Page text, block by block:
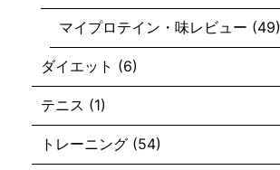
マイプロテイン・味レビュー (49)
ダイエット (6)
テニス (1)
トレーニング (54)